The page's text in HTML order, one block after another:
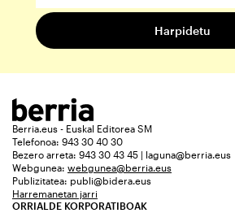
Berria.eus - Euskal Editorea SM
Telefonoa: 943 30 40 30
Bezero arreta: 943 30 43 45 | laguna@berria.eus
Webgunea: webgunea@berria.eus
Publizitatea: publi@bidera.eus
Harremanetan jarri
ORRIALDE KORPORATIBOAK